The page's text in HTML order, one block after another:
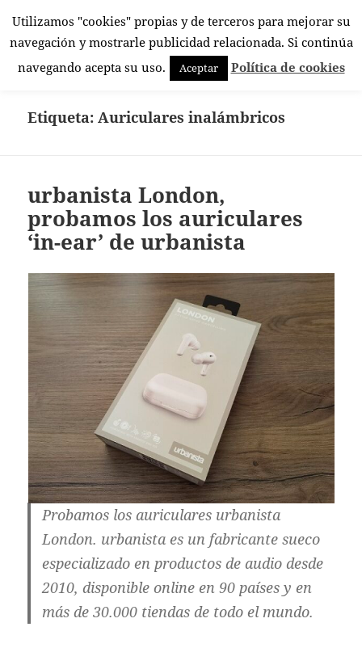
El Rincón Androide
MENÚ
Y
Etiqueta:Auriculares inalámbricos
urbanista London,
probamos los auriculares
‘in-ear’ de urbanista
Probamos los auriculares urbanista
London. urbanista es un fabricante sueco
especializado en productos de audio desde
2010, disponible online en 90 países y en
más de 30.000 tiendas de todo el mundo.
Utilizamos "cookies" propias y de terceros para mejorar su
navegación y mostrarle publicidad relacionada. Si continúa
navegando acepta su uso.
Aceptar Política de cookies